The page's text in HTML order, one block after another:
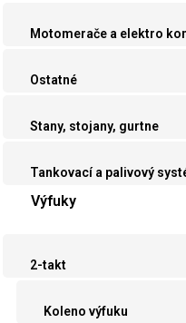
Motomerače a elektro
Ostatné
Stany, stojany, gurtne
Tankovací a palivový
Výfuky
2-takt
Koleno výfuku